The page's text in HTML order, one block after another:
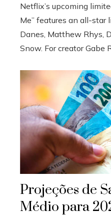
Netflix’s upcoming
Me” features an all-star
Danes, Matthew Rhys,
Snow. For creator Gabe
Projeções de
Médio para